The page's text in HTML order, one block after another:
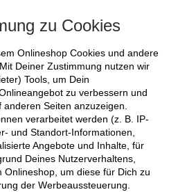
zu Cookies
Onlineshop Cookies und andere
Deiner Zustimmung nutzen wir
Tools, um Dein
zu verbessern und
Seiten anzuzeigen.
verarbeitet werden (z. B. IP-
und Standort-Informationen,
Angebote und Inhalte, für
Deines Nutzerverhaltens,
Onlineshop, um diese für Dich zu
der Werbeaussteuerung.